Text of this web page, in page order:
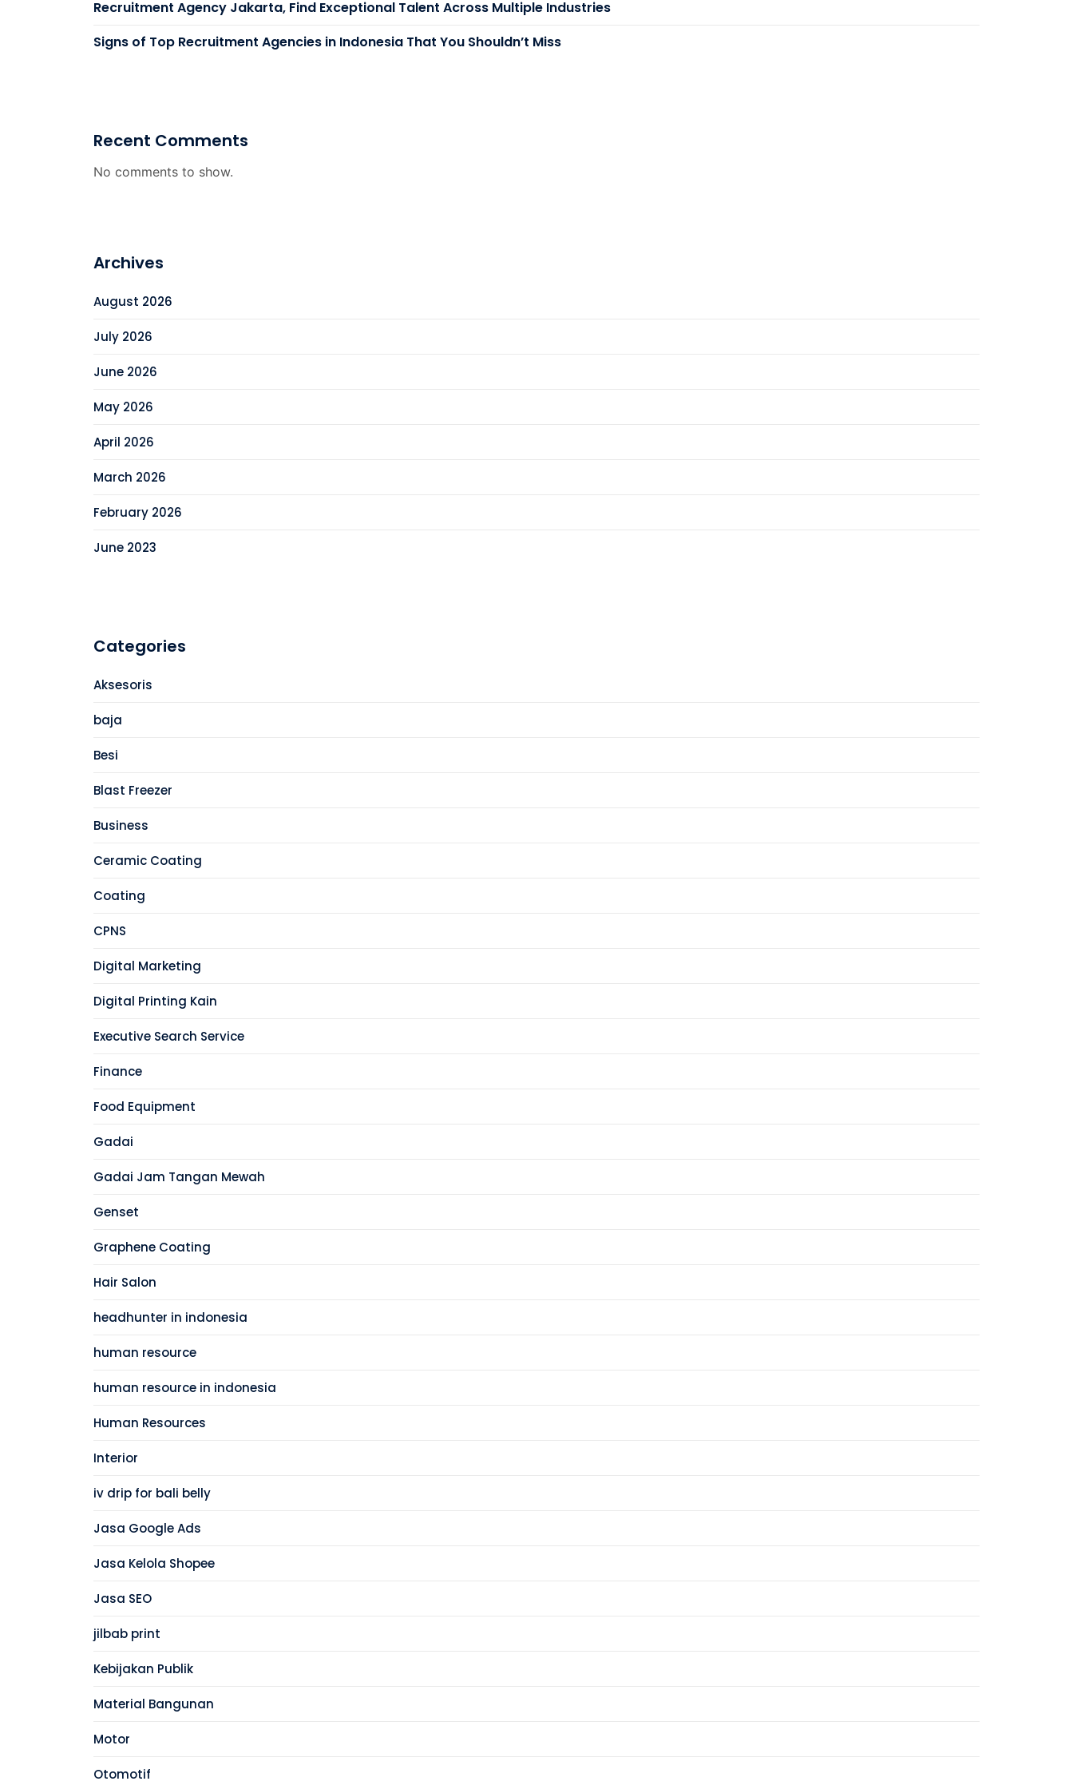
Recruitment Agency Jakarta, Find Exceptional Talent Across Multiple Industries
Signs of Top Recruitment Agencies in Indonesia That You Shouldn’t Miss
Recent Comments
No comments to show.
Archives
August 2026
July 2026
June 2026
May 2026
April 2026
March 2026
February 2026
June 2023
Categories
Aksesoris
baja
Besi
Blast Freezer
Business
Ceramic Coating
Coating
CPNS
Digital Marketing
Digital Printing Kain
Executive Search Service
Finance
Food Equipment
Gadai
Gadai Jam Tangan Mewah
Genset
Graphene Coating
Hair Salon
headhunter in indonesia
human resource
human resource in indonesia
Human Resources
Interior
iv drip for bali belly
Jasa Google Ads
Jasa Kelola Shopee
Jasa SEO
jilbab print
Kebijakan Publik
Material Bangunan
Motor
Otomotif